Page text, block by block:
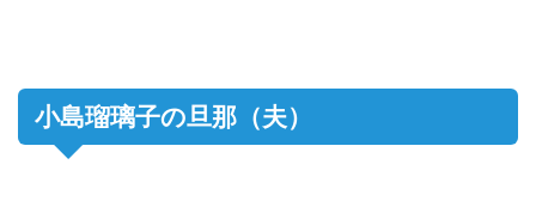
小島瑠璃子の旦那（夫）